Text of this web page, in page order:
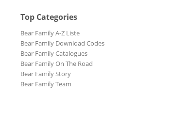
Top Categories
Bear Family A-Z Liste
Bear Family Download Codes
Bear Family Catalogues
Bear Family On The Road
Bear Family Story
Bear Family Team